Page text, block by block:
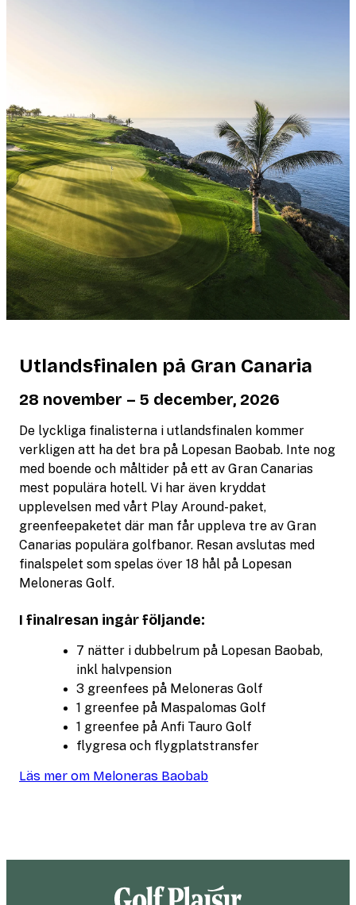
Utlandsfinalen på Gran Canaria
28 november – 5 december, 2026
De lyckliga finalisterna i utlandsfinalen kommer
verkligen att ha det bra på Lopesan Baobab. Inte nog
med boende och måltider på ett av Gran Canarias
mest populära hotell. Vi har även kryddat
upplevelsen med vårt Play Around-paket,
greenfeepaketet där man får uppleva tre av Gran
Canarias populära golfbanor. Resan avslutas med
finalspelet som spelas över 18 hål på Lopesan
Meloneras Golf.
I finalresan ingår följande:
7 nätter i dubbelrum på Lopesan Baobab,
inkl halvpension
3 greenfees på Meloneras Golf
1 greenfee på Maspalomas Golf
1 greenfee på Anfi Tauro Golf
flygresa och flygplatstransfer
Läs mer om Meloneras Baobab